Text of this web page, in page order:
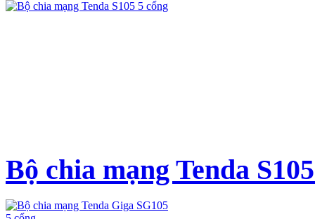
Bộ chia mạng Tenda